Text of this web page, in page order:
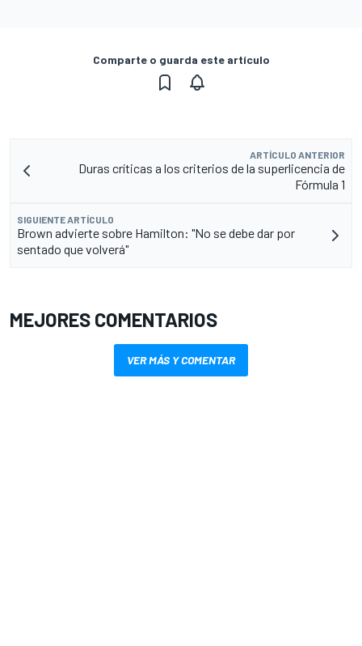
Comparte o guarda este artículo
ARTÍCULO ANTERIOR
Duras críticas a los criterios de la superlicencia de
Fórmula 1
SIGUIENTE ARTÍCULO
Brown advierte sobre Hamilton: "No se debe dar por
sentado que volverá"
MEJORES COMENTARIOS
VER MÁS Y COMENTAR